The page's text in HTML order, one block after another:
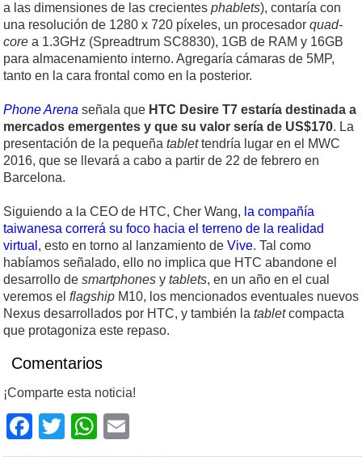
a las dimensiones de las crecientes phablets), contaría con
una resolución de 1280 x 720 píxeles, un procesador quad-
core a 1.3GHz (Spreadtrum SC8830), 1GB de RAM y 16GB
para almacenamiento interno. Agregaría cámaras de 5MP,
tanto en la cara frontal como en la posterior.
Phone Arena señala que HTC Desire T7 estaría destinada a
mercados emergentes y que su valor sería de US$170. La
presentación de la pequeña tablettendría lugar en el MWC
2016, que se llevará a cabo a partir de 22 de febrero en
Barcelona.
Siguiendo a la CEO de HTC, Cher Wang, la compañía
taiwanesa correrá su foco hacia el terreno de la realidad
virtual , esto en torno al lanzamiento de Vive. Tal como
habíamos señalado, ello no implica que HTC abandone el
desarrollo de smartphones y tablets, en un año en el cual
veremos el flagship M10, los mencionados eventuales nuevos
Nexus desarrollados por HTC, y también la tabletcompacta
que protagoniza este repaso.
Comentarios
¡Comparte esta noticia!
Facebook
TwitterWhatsApp